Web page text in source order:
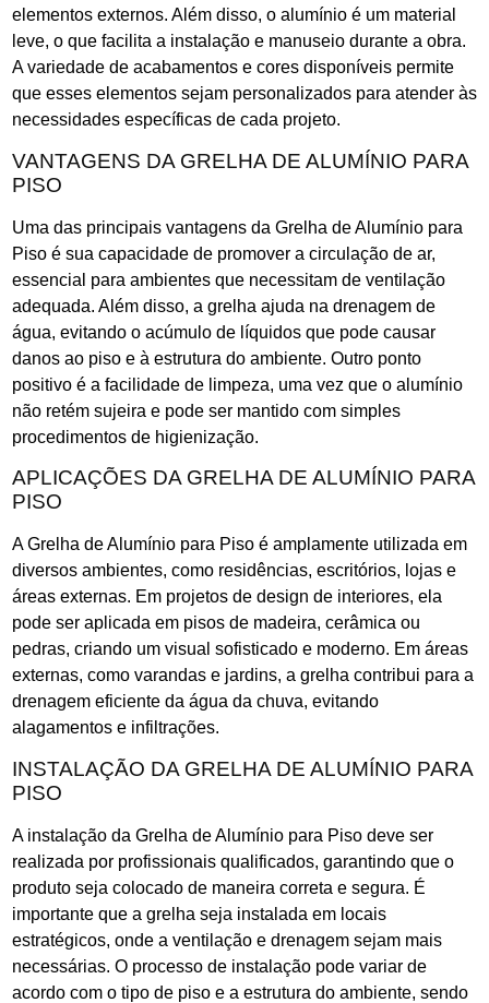
elementos externos. Além disso, o alumínio é um material
leve, o que facilita a instalação e manuseio durante a obra.
A variedade de acabamentos e cores disponíveis permite
que esses elementos sejam personalizados para atender às
necessidades específicas de cada projeto.
VANTAGENS DA GRELHA DE ALUMÍNIO PARA
PISO
Uma das principais vantagens da Grelha de Alumínio para
Piso é sua capacidade de promover a circulação de ar,
essencial para ambientes que necessitam de ventilação
adequada. Além disso, a grelha ajuda na drenagem de
água, evitando o acúmulo de líquidos que pode causar
danos ao piso e à estrutura do ambiente. Outro ponto
positivo é a facilidade de limpeza, uma vez que o alumínio
não retém sujeira e pode ser mantido com simples
procedimentos de higienização.
APLICAÇÕES DA GRELHA DE ALUMÍNIO PARA
PISO
A Grelha de Alumínio para Piso é amplamente utilizada em
diversos ambientes, como residências, escritórios, lojas e
áreas externas. Em projetos de design de interiores, ela
pode ser aplicada em pisos de madeira, cerâmica ou
pedras, criando um visual sofisticado e moderno. Em áreas
externas, como varandas e jardins, a grelha contribui para a
drenagem eficiente da água da chuva, evitando
alagamentos e infiltrações.
INSTALAÇÃO DA GRELHA DE ALUMÍNIO PARA
PISO
A instalação da Grelha de Alumínio para Piso deve ser
realizada por profissionais qualificados, garantindo que o
produto seja colocado de maneira correta e segura. É
importante que a grelha seja instalada em locais
estratégicos, onde a ventilação e drenagem sejam mais
necessárias. O processo de instalação pode variar de
acordo com o tipo de piso e a estrutura do ambiente, sendo